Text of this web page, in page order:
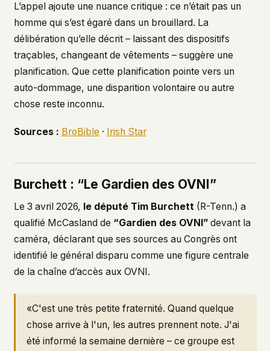
L’appel ajoute une nuance critique : ce n’était pas un
homme qui s’est égaré dans un brouillard. La
délibération qu’elle décrit – laissant des dispositifs
traçables, changeant de vêtements – suggère une
planification. Que cette planification pointe vers un
auto-dommage, une disparition volontaire ou autre
chose reste inconnu.
Sources : BroBible · Irish Star
Burchett : “Le Gardien des OVNI”
Le 3 avril 2026, le député Tim Burchett(R-Tenn.) a
qualifié McCasland de “Gardien des OVNI”devant la
caméra, déclarant que ses sources au Congrès ont
identifié le général disparu comme une figure centrale
de la chaîne d’accès aux OVNI.
«C'est une très petite fraternité. Quand quelque
chose arrive à l'un, les autres prennent note. J'ai
été informé la semaine dernière – ce groupe est